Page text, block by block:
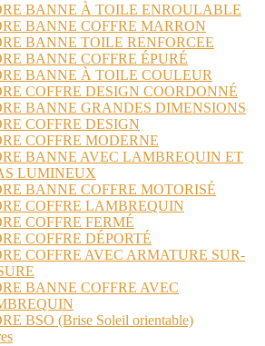
BANNE À TOILE ENROULABLE
BANNE COFFRE MARRON
BANNE TOILE RENFORCEE
BANNE COFFRE ÉPURÉ
BANNE À TOILE COULEUR
COFFRE DESIGN COORDONNÉ
BANNE GRANDES DIMENSIONS
COFFRE DESIGN
COFFRE MODERNE
BANNE AVEC LAMBREQUIN ET
LUMINEUX
BANNE COFFRE MOTORISÉ
COFFRE LAMBREQUIN
COFFRE FERMÉ
COFFRE DÉPORTÉ
COFFRE AVEC ARMATURE SUR-
BANNE COFFRE AVEC
BSO (Brise Soleil orientable)